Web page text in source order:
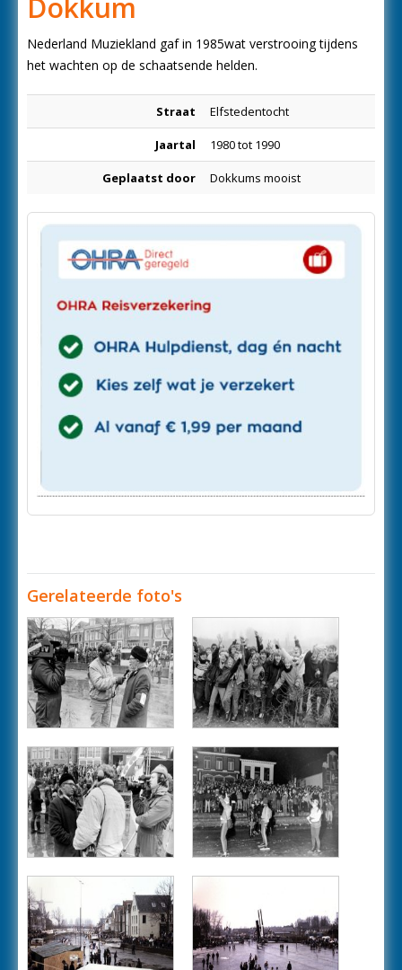
Dokkum
Nederland Muziekland gaf in 1985wat verstrooing tijdens
het wachten op de schaatsende helden.
Straat Elfstedentocht
Jaartal 1980 tot 1990
Geplaatst door Dokkums mooist
Gerelateerde foto's